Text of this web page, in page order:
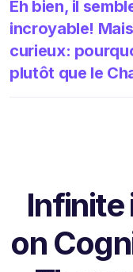
Eh bien, il
incroyable!
curieux:
plutôt que le
Infinite
on